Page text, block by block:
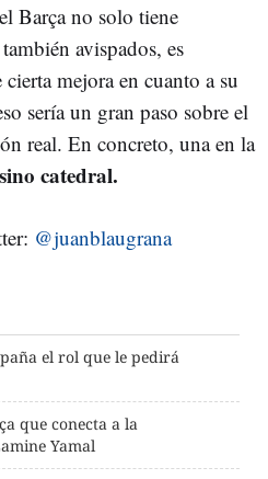
Barça no solo tiene
avispados, es
mejora en cuanto a su
sería un gran paso sobre el
real. En concreto, una en la
catedral.
@juanblaugrana
el rol que le pedirá
que conecta a la
Yamal